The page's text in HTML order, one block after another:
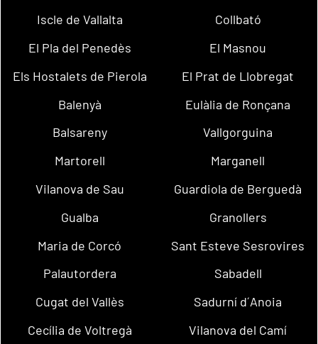
Iscle de Vallalta
Collbató
El Pla del Penedès
El Masnou
Els Hostalets de Pierola
El Prat de Llobregat
Balenyà
Eulàlia de Ronçana
Balsareny
Vallgorguina
Martorell
Marganell
Vilanova de Sau
Guardiola de Berguedà
Gualba
Granollers
Maria de Corcó
Sant Esteve Sesrovires
Palautordera
Sabadell
Cugat del Vallès
Sadurní d´Anoia
Cecília de Voltregà
Vilanova del Camí